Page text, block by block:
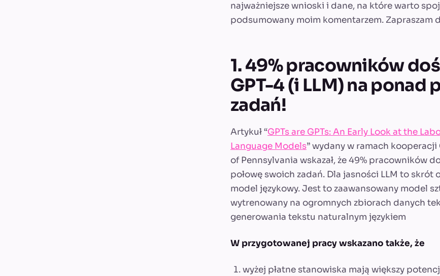
najważniejsze wnioski i dane, na które warto
podsumowany moim komentarzem. Zapraszam
1. 49% pracowników
GPT-4 (i LLM) na ponad
zadań!
Artykuł “GPTs are GPTs: An Early Look at the
Language Models” wydany w ramach
of Pennsylvania wskazał, że 49% pracowników
połowę swoich zadań. Dla jasności LLM to skrót
model językowy. Jest to zaawansowany model
wytrenowany na ogromnych zbiorach danych
generowania tekstu naturalnym językiem
W przygotowanej pracy wskazano także, że
wyżej płatne stanowiska mają większy